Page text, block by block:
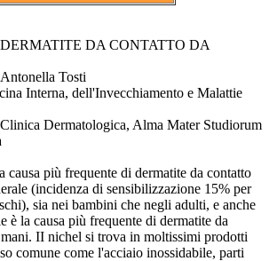
DA CONTATTO DA
Tosti
Interna, dell'Invecchiamento e Malattie
Dermatologica, Alma Mater Studiorum
causa più frequente di dermatite da contatto
(incidenza di sensibilizzazione 15% per
sia nei bambini che negli adulti, e anche
è la causa più frequente di dermatite da
II nichel si trova in moltissimi prodotti
comune come l'acciaio inossidabile, parti